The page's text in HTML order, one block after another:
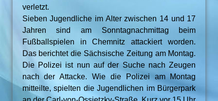
verletzt.
Sieben Jugendliche im Alter zwischen 14 und 17
Jahren sind am Sonntagnachmittag beim
Fußballspielen in Chemnitz attackiert worden.
Das berichtet die Sächsische Zeitung am Montag.
Die Polizei ist nun auf der Suche nach Zeugen
nach der Attacke. Wie die Polizei am Montag
mitteilte, spielten die Jugendlichen im Bürgerpark